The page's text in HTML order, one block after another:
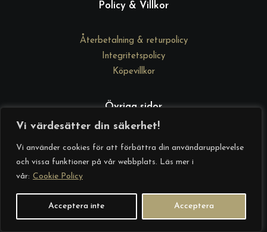
Vi värdesätter din säkerhet!
Vi använder cookies för att förbättra din användarupplevelse
och vissa funktioner på vår webbplats. Läs mer i
vår: Cookie Policy
Acceptera inte Acceptera
Policy & Villkor
Återbetalning & returpolicy
Integritetspolicy
Köpevillkor
Övriga sidor
DrGd Academy
Kontakta oss